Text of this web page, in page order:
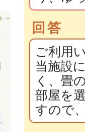
回答
ご利用
当施設
く、畳
部屋を
すので